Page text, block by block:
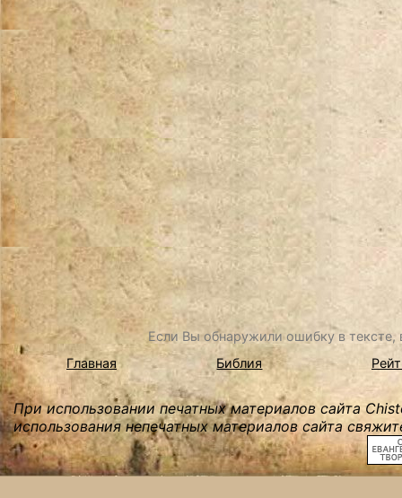
Если Вы обнаружили ошибку в
Главная
Библия
При использовании печатных материалов сайта
использования непечатных материалов сайта